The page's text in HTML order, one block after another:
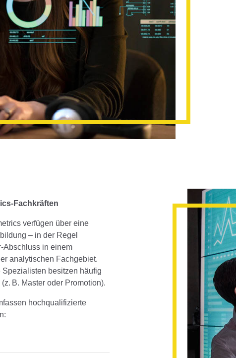
Fachkräften
verfügen über eine
– in der Regel
Abschluss in einem
analytischen Fachgebiet.
besitzen häufig
B. Master oder Promotion).
hochqualifizierte